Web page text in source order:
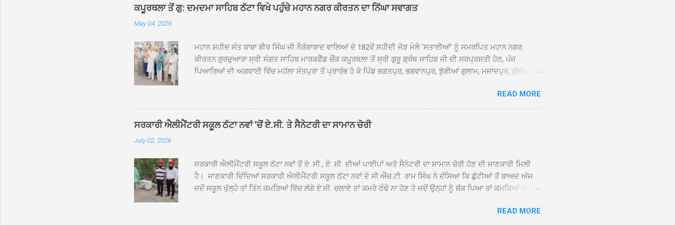
ਕਪੂਰਥਲਾ ਤੋਂ ਗੁ: ਦਮਦਮਾ ਸਾਹਿਬ ਠੱਟਾ ਵਿਖੇ ਪਹੁੰਚੇ ਮਹਾਨ ਨਗਰ ਕੀਰਤਨ ਦਾ ਨਿੱਘਾ ਸਵਾਗਤ
May 04, 2026
ਮਹਾਨ ਸ਼ਹੀਦ ਸੰਤ ਬਾਬਾ ਬੀਰ ਸਿੰਘ ਜੀ ਨੌਰੰਗਾਬਾਦ ਵਾਲਿਆਂ ਦੇ 182ਵੇਂ ਸ਼ਹੀਦੀ ਜੋੜ ਮੇਲੇ 'ਸਤਾਈਆਂ' ਨੂੰ ਸਮਰਪਿਤ ਮਹਾਨ ਨਗਰ
ਕੀਰਤਨ ਗੁਰਦੁਆਰਾ ਸ੍ਰੀ ਸੰਗਤ ਸਾਹਿਬ ਮਾਰਕਫੈੱਡ ਚੌਂਕ ਕਪੂਰਥਲਾ ਤੋਂ ਸ੍ਰੀ ਗੁਰੂ ਗ੍ਰੰਥ ਸਾਹਿਬ ਜੀ ਦੀ ਸਰਪ੍ਰਸਤੀ ਹੇਠ, ਪੰਜ
ਪਿਆਰਿਆਂ ਦੀ ਅਗਵਾਈ ਵਿੱਚ ਮਹੱਲਾ ਸੰਤਪੁਰਾ ਤੋਂ ਪ੍ਰਾਰੰਭ ਹੋ ਕੇ ਪਿੰਡ ਭਗਤਪੁਰ, ਭਗਵਾਨਪੁਰ, ਝੁੱਗੀਆਂ ਗੁਲਾਮ, ਮਜਾਦਪੁਰ, ਕੁੱਲੀਆਂ,
ਦਮਦਮਾ ਸਾਹਿਬ ਠੱਟਾ ਵਿਖੇ ਪਹੁੰਚਿਆ। ਨਗਰ ਕੀਰਤਨ ਦੇ ਗੁਰਦੁਆਰਾ ਸ੍ਰੀ ਦਮਦਮਾ ਸਾਹਿਬ ਠੱਟਾ ਵਿਖੇ ਪਹੁੰਚਣ ’ਤੇ ਮੁੱਖ ਸੇਵਾਦਾਰ
ਸੰਤ ਬਾਬਾ ਹਰਜੀਤ ਸਿੰਘ ਤੇ ਇਲਾਕੇ ਦੀਆਂ ਸੰਗਤਾਂ ਵੱਲੋਂ ਜੈਕਾਰਿਆਂ ਦੀ ਗੂੰਜ ਵਿਚ ਨਿੱਘਾ ਸਵਾਗਤ ਕੀਤਾ ਗਿਆ। ਗੁਰਦੁਆਰਾ ਸ੍ਰੀ
ਦਮਦਮਾ ਸਾਹਿਬ ਠੱਟਾ ਵਿਖੇ ਨਗਰ ਕੀਰਤਨ ਦੇ ਸਮਾਪਤੀ ਦੀ ਅਰਦਾਸ ਹੋਈ। ਇਸ ਮੌਕੇ ਪੰਜ ਪਿਆਰੇ ਸਾਹਿਬਾਨ ਤੇ ਨਗਰ ਕੀਰਤਨ ਦੇ
ਪ੍ਰਬੰਧਕਾਂ ਦਾ ਗੁਰਦੁਆਰਾ ਦਮਦਮਾ ਸਾਹਿਬ ਠੱਟਾ ਦੇ ਮੁੱਖ ਸੇਵਾਦਾਰ ਸੰਤ ਬਾਬਾ ਹਰਜੀਤ ਸਿੰਘ ਵੱਲੋਂ ਸਿਰੋਪਾਓ ਦੇ ਕੇ ਵਿਸ਼ੇਸ਼ ਤੌਰ ’ਤੇ
READ MORE
ਸਰਕਾਰੀ ਐਲੀਮੈਂਟਰੀ ਸਕੂਲ ਠੱਟਾ ਨਵਾਂ ’ਚੋਂ ਏ.ਸੀ. ਤੇ ਸੈਨੇਟਰੀ ਦਾ ਸਾਮਾਨ ਚੋਰੀ
July 02, 2026
ਸਰਕਾਰੀ ਐਲੀਮੈਂਟਰੀ ਸਕੂਲ ਠੱਟਾ ਨਵਾਂ ਤੋਂ ਏ. ਸੀ., ਏ. ਸੀ. ਦੀਆਂ ਪਾਈਪਾਂ ਅਤੇ ਸੈਨੇਟਰੀ ਦਾ ਸਾਮਾਨ ਚੋਰੀ ਹੋਣ ਦੀ ਜਾਣਕਾਰੀ ਮਿਲੀ
ਹੈ। ਜਾਣਕਾਰੀ ਦਿੰਦਿਆਂ ਸਰਕਾਰੀ ਐਲੀਮੈਂਟਰੀ ਸਕੂਲ ਠੱਟਾ ਨਵਾਂ ਦੇ ਸੀ.ਐੱਚ.ਟੀ. ਰਾਮ ਸਿੰਘ ਨੇ ਦੱਸਿਆ ਕਿ ਛੁੱਟੀਆਂ ਤੋਂ ਬਾਅਦ ਅੱਜ
ਜਦੋਂ ਸਕੂਲ ਖੁੱਲ੍ਹੇ ਤਾਂ ਤਿੰਨ ਕਮਰਿਆਂ ਵਿੱਚ ਲੱਗੇ ਏ.ਸੀ. ਚਲਾਏ ਤਾਂ ਕਮਰੇ ਠੰਢੇ ਨਾ ਹੋਣ ਤੇ ਜਦੋਂ ਉਨ੍ਹਾਂ ਨੂੰ ਸ਼ੱਕ ਪਿਆ ਤਾਂ ਕਮਰਿਆਂ ਦੀਆਂ
ਹੋਈਆਂ ਸਨ। ਉਨ੍ਹਾਂ ਦੱਸਿਆ ਕਿ ਉਹ ਛੁੱਟੀਆਂ ਦੌਰਾਨ ਵੀ ਸਕੂਲ ਗੇੜਾ ਮਾਰਦੇ ਸਨ ਅਤੇ 20 ਜੂਨ ਤੱਕ ਸਭ ਠੀਕ ਸੀ। ਚੋਰੀ ਦੀ ਘਟਨਾ
READ MORE